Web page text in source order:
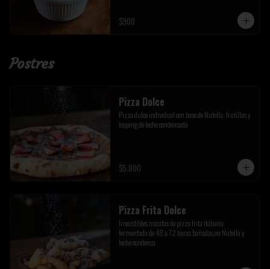
$900
Postres
Pizza Dolce
Pizza dulce individual con base de Nutella, frutillas y
topping de leche condensada
$5.800
Pizza Frita Dolce
Irresistibles masitas de pizza frita italiana
fermentada de 48 a 72 horas bañadas en Nutella y
leche condensa